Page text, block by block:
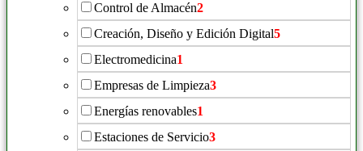
Control de Almacén2
Creación, Diseño y Edición Digital5
Electromedicina1
Empresas de Limpieza3
Energías renovables1
Estaciones de Servicio3